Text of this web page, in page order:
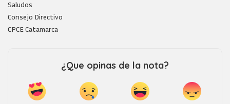
Saludos
Consejo Directivo
CPCE Catamarca
¿Que opinas de la nota?